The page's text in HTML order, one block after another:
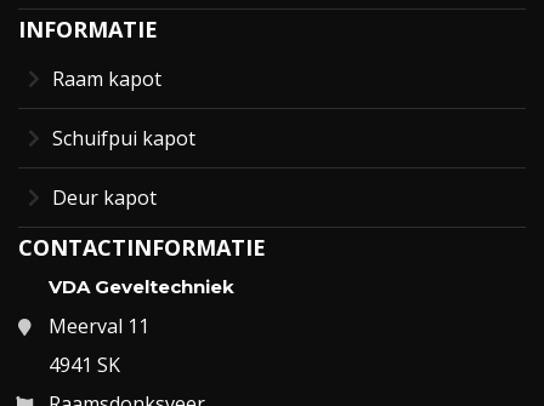
INFORMATIE
Raam kapot
Schuifpui kapot
Deur kapot
CONTACTINFORMATIE
VDA Geveltechniek
Meerval 11
4941 SK